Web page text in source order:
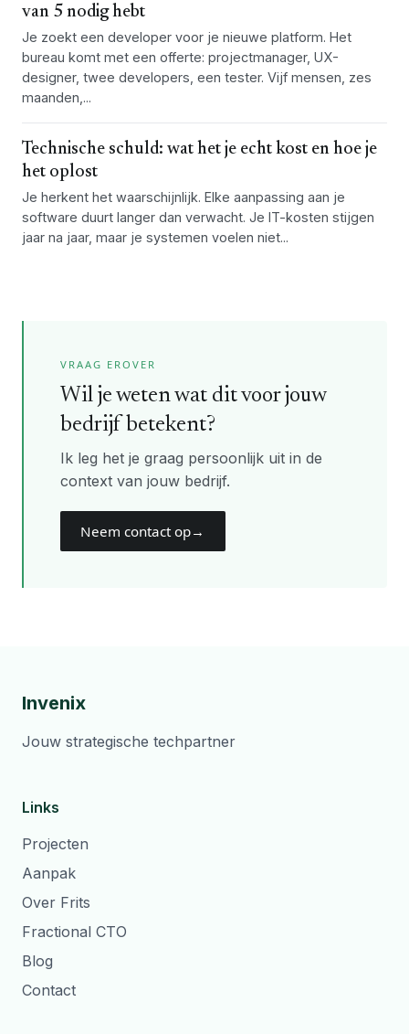
van 5 nodig hebt
Je zoekt een developer voor je nieuwe platform. Het
bureau komt met een offerte: projectmanager, UX-
designer, twee developers, een tester. Vijf mensen, zes
maanden,...
Technische schuld: wat het je echt kost en hoe je
het oplost
Je herkent het waarschijnlijk. Elke aanpassing aan je
software duurt langer dan verwacht. Je IT-kosten stijgen
jaar na jaar, maar je systemen voelen niet...
VRAAG EROVER
Wil je weten wat dit voor jouw
bedrijf betekent?
Ik leg het je graag persoonlijk uit in de
context van jouw bedrijf.
Neem contact op→
Invenix
Jouw strategische techpartner
Links
Projecten
Aanpak
Over Frits
Fractional CTO
Blog
Contact